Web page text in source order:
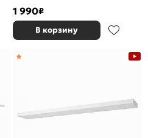
1 990₽
В корзину